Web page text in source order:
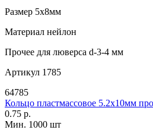
Размер 5х8мм
Материал нейлон
Прочее для люверса d-3-4 мм
Артикул 1785
64785
Кольцо пластмассовое 5.2х10мм
0.75 р.
Мин. 1000 шт